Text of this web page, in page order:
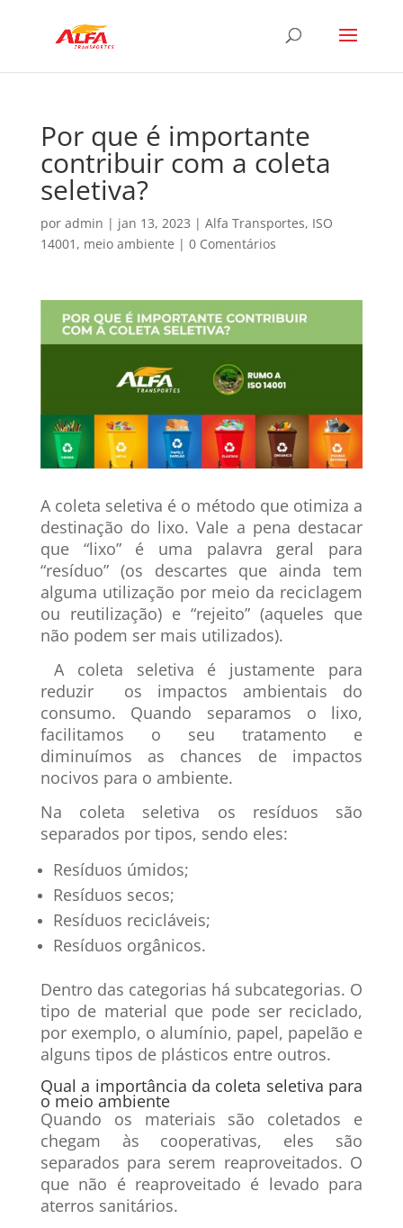
Por que é importante
contribuir com a coleta
seletiva?
por admin | jan 13, 2023 | Alfa Transportes, ISO
14001 , meio ambiente | 0 Comentários
A coleta seletiva é o método que otimiza a
destinação do lixo. Vale a pena destacar
que “lixo” é uma palavra geral para
“resíduo” (os descartes que ainda tem
alguma utilização por meio da reciclagem
ou reutilização) e “rejeito” (aqueles que
não podem ser mais utilizados).
A coleta seletiva é justamente para
reduzir os impactos ambientais do
consumo. Quando separamos o lixo,
facilitamos o seu tratamento e
diminuímos as chances de impactos
nocivos para o ambiente.
Na coleta seletiva os resíduos são
separados por tipos, sendo eles:
Resíduos úmidos;
Resíduos secos;
Resíduos recicláveis;
Resíduos orgânicos.
Dentro das categorias há subcategorias. O
tipo de material que pode ser reciclado,
por exemplo, o alumínio, papel, papelão e
alguns tipos de plásticos entre outros.
Qual a importância da coleta seletiva para
o meio ambiente
Quando os materiais são coletados e
chegam às cooperativas, eles são
separados para serem reaproveitados. O
que não é reaproveitado é levado para
aterros sanitários.